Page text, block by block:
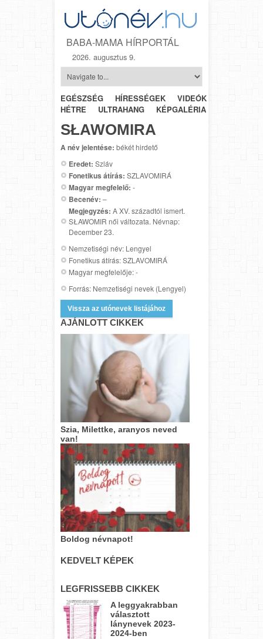
BABA-MAMA HÍRPORTÁL
2026. augusztus 9.
EGÉSZSÉG HÍRESSÉGEK VIDEÓK
HÉTRŐL-
HÉTRE
ULTRAHANG KÉPGALÉRIA
SŁAWOMIRA
A név jelentése: békét hirdető
Eredet: Szláv
Fonetikus átírás: SZLAVOMIRÁ
Magyar megfelelő: -
Becenév: –
Megjegyzés: A XV. századtól ismert.
SŁAWOMIR női változata. Névnap:
December 23.
Nemzetiségi név: Lengyel
Fonetikus átírás: SZLAVOMIRÁ
Magyar megfelelője: -
Forrás: Nemzetiségi nevek (Lengyel)
Vissza az utónevek listájához
AJÁNLOTT CIKKEK
Szia, Milettke, aranyos neved
van!
Boldog névnapot!
KEDVELT KÉPEK
LEGFRISSEBB CIKKEK
A leggyakrabban
választott
lánynevek 2023-
2024-ben